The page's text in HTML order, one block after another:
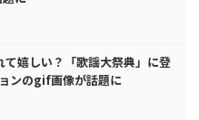
嬉しい？「歌謡大祭典」に登
ンのgif画像が話題に